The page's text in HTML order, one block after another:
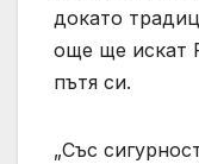
докато
още ще искат
пътя си.
„Със